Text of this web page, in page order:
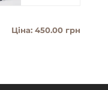
Ціна: 450.00 грн